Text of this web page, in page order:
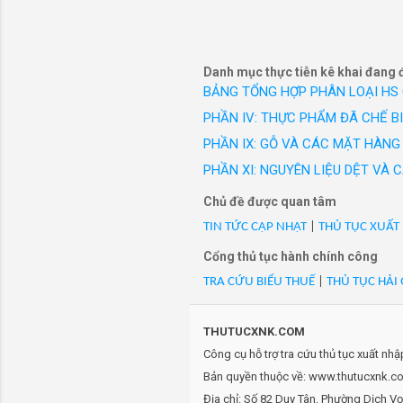
- Mã Hs 76090000: . mặt
- Mã Hs 76090000: . rắc
mới 100%/ KR Hs code
- Mã Hs 76090000: . vòng
- Mã Hs 76090000:
sóng vệ tinh,mast tube,
- Mã Hs 76090000:
sóng vệ tinh, v3/v4
- Mã Hs 76090000:
- Mã Hs 76090000:
Danh mục thực tiễn kê khai đang
BẢNG TỔNG HỢP PHÂN LOẠI HS
PHẦN IV: THỰC PHẨM ĐÃ CHẾ
PHẦN IX: GỖ VÀ CÁC MẶT
PHẦN XI: NGUYÊN LIỆU DỆT VÀ
Chủ đề được quan tâm
TIN TỨC CẬP NHẬT| THỦ TỤC
Cổng thủ tục hành chính công
TRA CỨU BIỂU THUẾ THỦ TỤC HẢI
THUTUCXNK.COM
Công cụ hỗ trợ tra cứu thủ tục xuất
Bản quyền thuộc về:
Địa chỉ: Số 82 Duy Tân, Phường Dịch